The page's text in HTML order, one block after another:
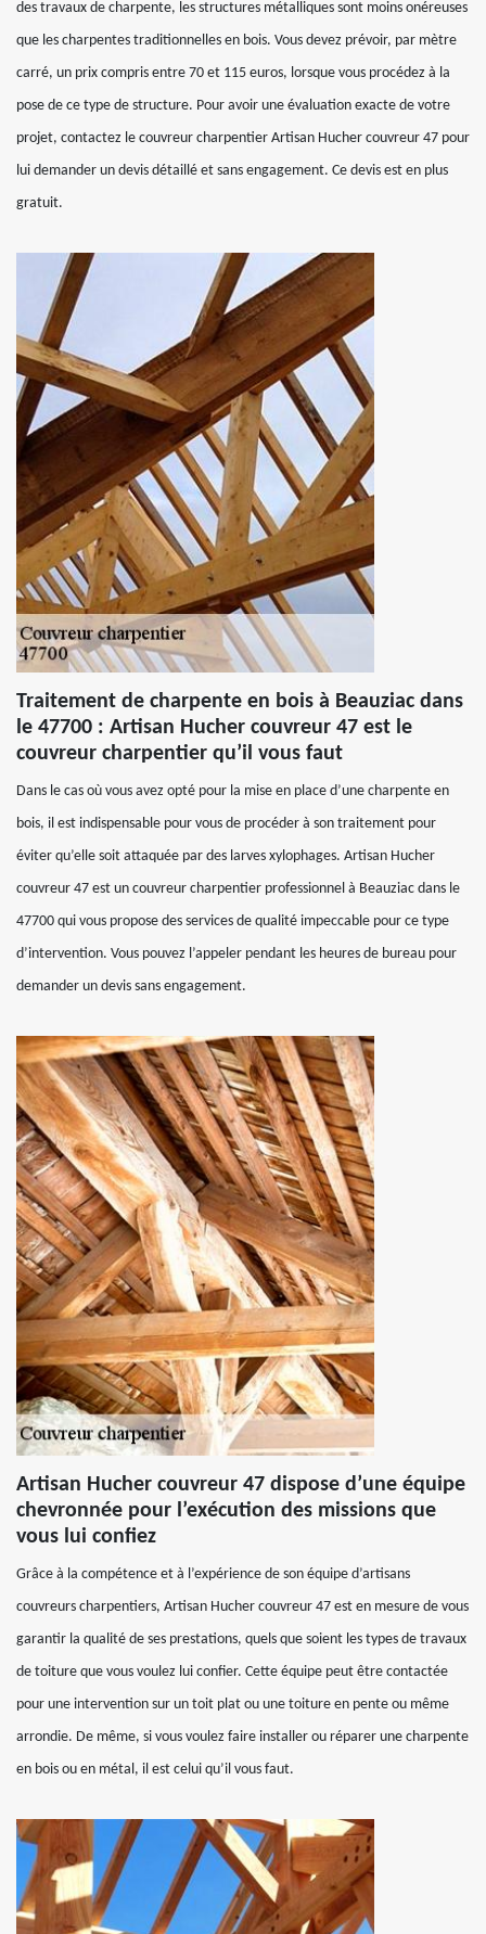
des travaux de charpente, les structures métalliques sont moins onéreuses
que les charpentes traditionnelles en bois. Vous devez prévoir, par mètre
carré, un prix compris entre 70 et 115 euros, lorsque vous procédez à la
pose de ce type de structure. Pour avoir une évaluation exacte de votre
projet, contactez le couvreur charpentier Artisan Hucher couvreur 47 pour
lui demander un devis détaillé et sans engagement. Ce devis est en plus
gratuit.
Traitement de charpente en bois à Beauziac dans
le 47700 : Artisan Hucher couvreur 47 est le
couvreur charpentier qu’il vous faut
Dans le cas où vous avez opté pour la mise en place d’une charpente en
bois, il est indispensable pour vous de procéder à son traitement pour
éviter qu’elle soit attaquée par des larves xylophages. Artisan Hucher
couvreur 47 est un couvreur charpentier professionnel à Beauziac dans le
47700 qui vous propose des services de qualité impeccable pour ce type
d’intervention. Vous pouvez l’appeler pendant les heures de bureau pour
demander un devis sans engagement.
Artisan Hucher couvreur 47 dispose d’une équipe
chevronnée pour l’exécution des missions que
vous lui confiez
Grâce à la compétence et à l’expérience de son équipe d’artisans
couvreurs charpentiers, Artisan Hucher couvreur 47 est en mesure de vous
garantir la qualité de ses prestations, quels que soient les types de travaux
de toiture que vous voulez lui confier. Cette équipe peut être contactée
pour une intervention sur un toit plat ou une toiture en pente ou même
arrondie. De même, si vous voulez faire installer ou réparer une charpente
en bois ou en métal, il est celui qu’il vous faut.